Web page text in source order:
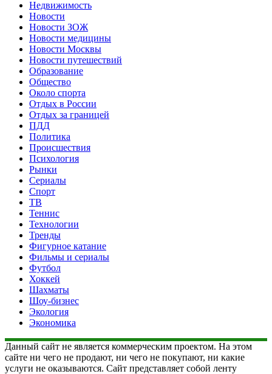
Недвижимость
Новости
Новости ЗОЖ
Новости медицины
Новости Москвы
Новости путешествий
Образование
Общество
Около спорта
Отдых в России
Отдых за границей
ПДД
Политика
Происшествия
Психология
Рынки
Сериалы
Спорт
ТВ
Теннис
Технологии
Тренды
Фигурное катание
Фильмы и сериалы
Футбол
Хоккей
Шахматы
Шоу-бизнес
Экология
Экономика
Данный сайт не является коммерческим проектом. На этом
сайте ни чего не продают, ни чего не покупают, ни какие
услуги не оказываются. Сайт представляет собой ленту